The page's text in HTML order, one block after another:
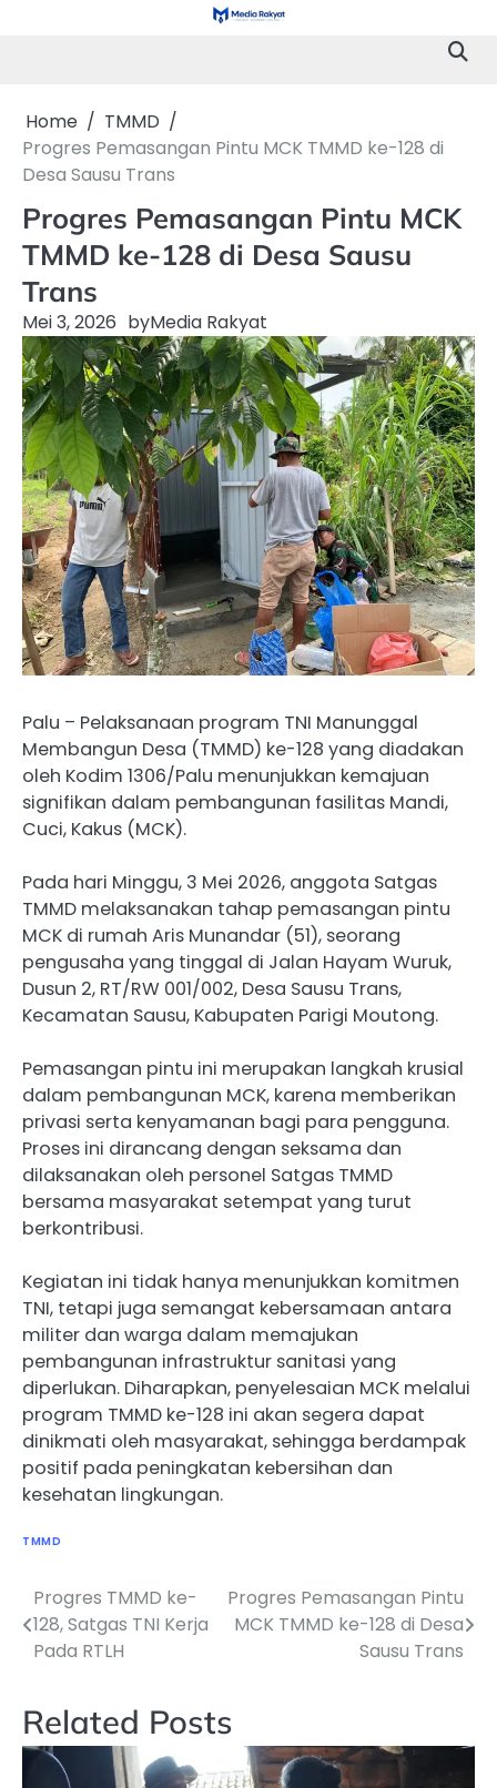
Home
TMMD
Progres Pemasangan Pintu MCK TMMD ke-128 di
Desa Sausu Trans
Progres Pemasangan Pintu MCK
TMMD ke-128 di Desa Sausu
Trans
Mei 3, 2026 byMedia Rakyat
Palu – Pelaksanaan program TNI Manunggal
Membangun Desa (TMMD) ke-128 yang diadakan
oleh Kodim 1306/Palu menunjukkan kemajuan
signifikan dalam pembangunan fasilitas Mandi,
Cuci, Kakus (MCK).
Pada hari Minggu, 3 Mei 2026, anggota Satgas
TMMD melaksanakan tahap pemasangan pintu
MCK di rumah Aris Munandar (51), seorang
pengusaha yang tinggal di Jalan Hayam Wuruk,
Dusun 2, RT/RW 001/002, Desa Sausu Trans,
Kecamatan Sausu, Kabupaten Parigi Moutong.
Pemasangan pintu ini merupakan langkah krusial
dalam pembangunan MCK, karena memberikan
privasi serta kenyamanan bagi para pengguna.
Proses ini dirancang dengan seksama dan
dilaksanakan oleh personel Satgas TMMD
bersama masyarakat setempat yang turut
berkontribusi.
Kegiatan ini tidak hanya menunjukkan komitmen
TNI, tetapi juga semangat kebersamaan antara
militer dan warga dalam memajukan
pembangunan infrastruktur sanitasi yang
diperlukan. Diharapkan, penyelesaian MCK melalui
program TMMD ke-128 ini akan segera dapat
dinikmati oleh masyarakat, sehingga berdampak
positif pada peningkatan kebersihan dan
kesehatan lingkungan.
TMMD
Navigasi
pos
Progres TMMD ke-
128, Satgas TNI Kerja
Pada RTLH
Progres Pemasangan Pintu
MCK TMMD ke-128 di Desa
Sausu Trans
Related Posts